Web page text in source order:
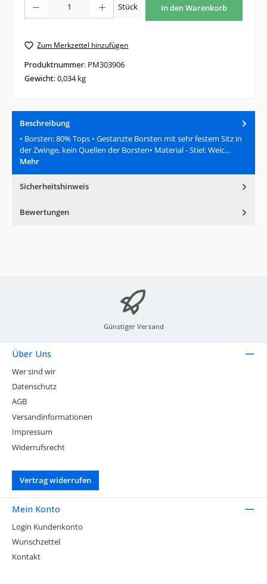
Stück In den Warenkorb
Zum Merkzettel hinzufügen
Produktnummer: PM303906
Gewicht: 0,034 kg
Beschreibung
• Borsten: 80% Tops • Gestanzte Borsten mit sehr festem Sitz in
der Zwinge, kein Quellen der Borsten• Material - Stiel: Weic…
Mehr
Sicherheitshinweis
Bewertungen
Günstiger Versand
Über Uns
Wer sind wir
Datenschutz
AGB
Versandinformationen
Impressum
Widerrufsrecht
Vertrag widerrufen
Mein Konto
Login Kundenkonto
Wunschzettel
Kontakt